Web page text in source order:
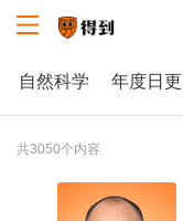
自然科学 年度日更
共3050个内容